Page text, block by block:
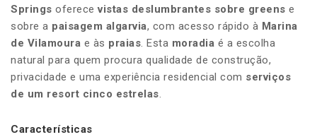
Springs oferecevistas deslumbrantes sobre greens e
sobre a paisagem algarvia, com acesso rápido à Marina
de Vilamoura e às praias. Esta moradia é a escolha
natural para quem procura qualidade de construção,
privacidade e uma experiência residencial com serviços
de um resort cinco estrelas.
Características